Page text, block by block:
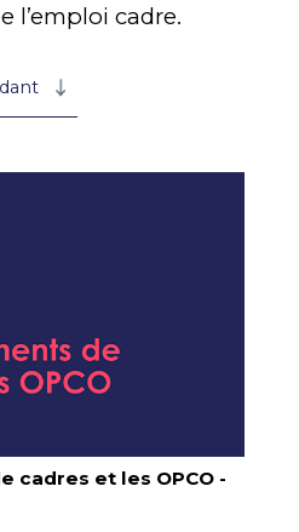
l’emploi cadre.
cadres et les OPCO -